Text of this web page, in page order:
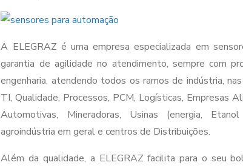
A ELEGRAZ é uma empresa especializada em
garantia de agilidade no atendimento, sempre com
engenharia, atendendo todos os ramos de indústria,
TI, Qualidade, Processos, PCM, Logísticas, Empresas
Automotivas, Mineradoras, Usinas (energia,
agroindústria em geral e centros de Distribuições.
Além da qualidade, a ELEGRAZ facilita para o seu